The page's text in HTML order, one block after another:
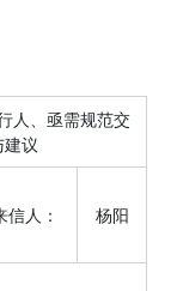
人、亟需规范交
建议
信人： 杨阳